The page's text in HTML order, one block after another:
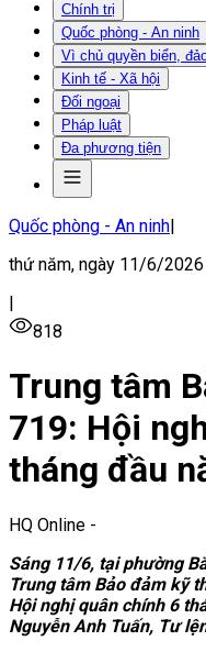
Chính trị
Quốc phòng - An ninh
Vì chủ quyền biển,
Kinh tế - Xã hội
Đối ngoại
Pháp luật
Đa phương tiện
Quốc phòng - An ninh|
thứ năm, ngày 11/6/2026
|
818
Trung tâm
719: Hội
tháng đầu
HQ Online -
Sáng 11/6, tại phường
Trung tâm Bảo đảm kỹ
Hội nghị quân chính 6
Nguyễn Anh Tuấn, Tư